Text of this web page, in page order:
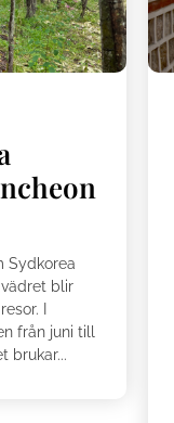
Sydkorea
blir
I
från juni till
brukar...